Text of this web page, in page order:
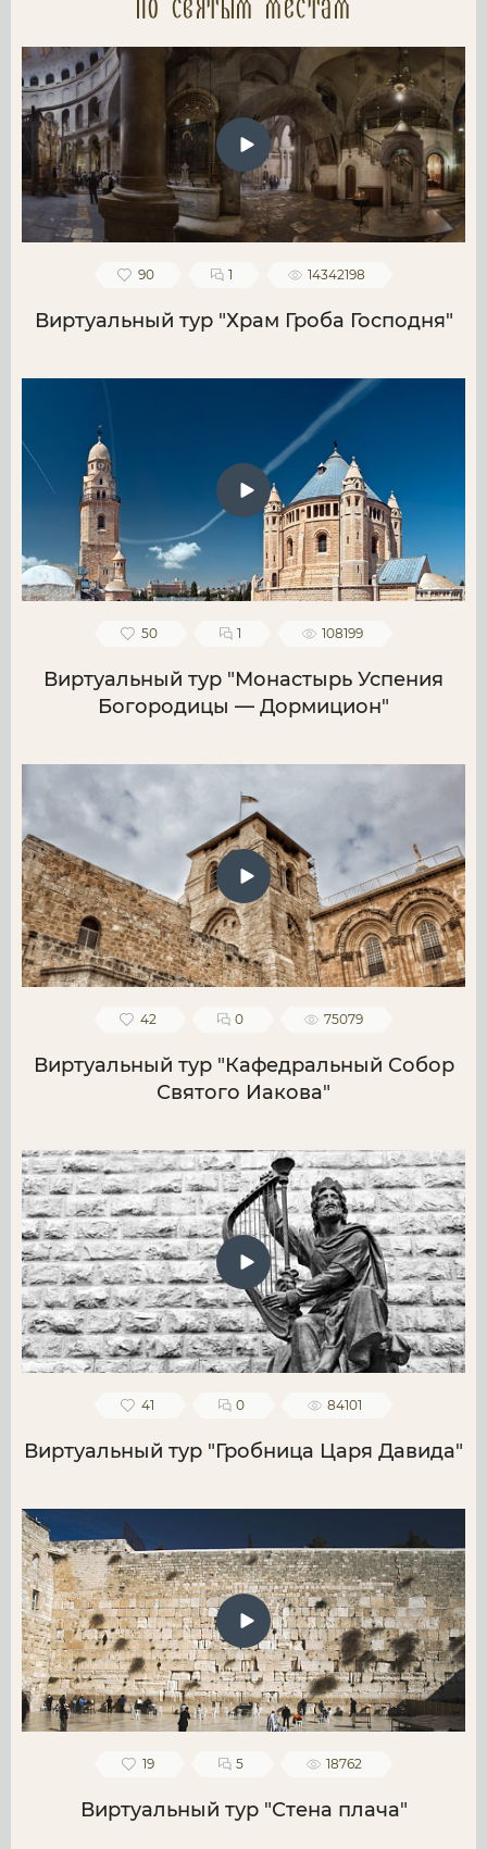
по святым местам
90 1 14342198
Виртуальный тур "Храм Гроба Господня"
50 1 108199
Виртуальный тур "Монастырь Успения
Богородицы — Дормицион"
42 0 75079
Виртуальный тур "Кафедральный Собор
Святого Иакова"
41 0 84101
Виртуальный тур "Гробница Царя Давида"
19 5 18762
Виртуальный тур "Стена плача"